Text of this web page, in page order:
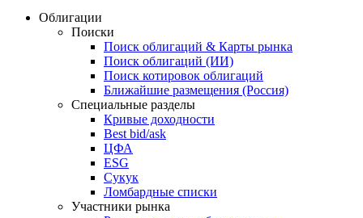
Cbonds Review
ежеквартальный аналитический журнал
Облигации
Поиски
Поиск облигаций & Карты рынка
Поиск облигаций (ИИ)
Поиск котировок облигаций
Ближайшие размещения (Россия)
Специальные разделы
Кривые доходности
Best bid/ask
ЦФА